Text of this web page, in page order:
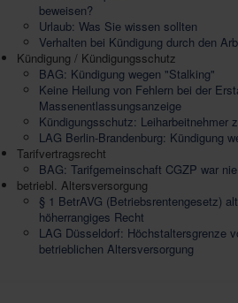
beweisen?
Urlaub: Was Sie wissen sollten
Verhalten bei Kündigung durch den
Kündigung / Kündigungsschutz
BAG: Kündigung wegen "Stalking"
Keine Heilung von Fehlern bei der
Massenentlassungsanzeige
Kündigungsschutz: Leiharbeitnehmer
LAG Berlin-Brandenburg: Kündigung
Tarifvertragsrecht
BAG: Tarifgemeinschaft CGZP war
betriebl. Altersversorgung
§ 1 BetrAVG (Betriebsrentengesetz)
höherrangiges Recht
LAG Düsseldorf: Höchstaltersgrenze
betrieblichen Altersversorgung